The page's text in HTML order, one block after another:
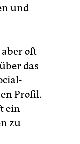
und
oft
das
Profil.
ein
zu